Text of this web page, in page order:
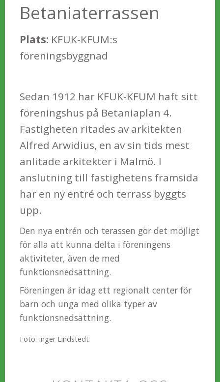
Betaniaterrassen
Plats: KFUK-KFUM:s
föreningsbyggnad
Sedan 1912 har KFUK-KFUM haft sitt
föreningshus på Betaniaplan 4.
Fastigheten ritades av arkitekten
Alfred Arwidius, en av sin tids mest
anlitade arkitekter i Malmö. I
anslutning till fastighetens framsida
har en ny entré och terrass byggts
upp.
Den nya entrén och terassen gör det möjligt
för alla att kunna delta i föreningens
aktiviteter, även de med
funktionsnedsättning.
Föreningen är idag ett regionalt center för
barn och unga med olika typer av
funktionsnedsättning.
Foto: Inger Lindstedt